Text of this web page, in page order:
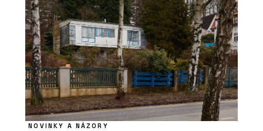
NOVINKY A NÁZORY